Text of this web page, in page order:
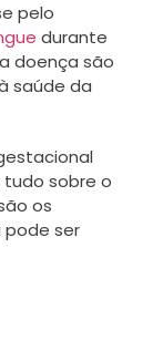
pelo
durante
doença são
saúde da
sobre o
os
pode ser